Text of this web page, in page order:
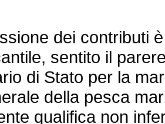
dei contributi è
sentito il
di Stato per la
della pesca
qualifica non